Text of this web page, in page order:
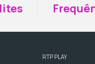
RTP PLAY